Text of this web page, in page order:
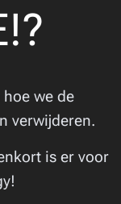
we de
verwijderen.
is er voor